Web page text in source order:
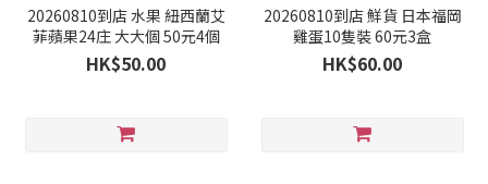
20260810到店 水果 紐西蘭艾
菲蘋果24庄 大大個 50元4個
HK$50.00
20260810到店 鮮貨 日本福岡
雞蛋10隻裝 60元3盒
HK$60.00